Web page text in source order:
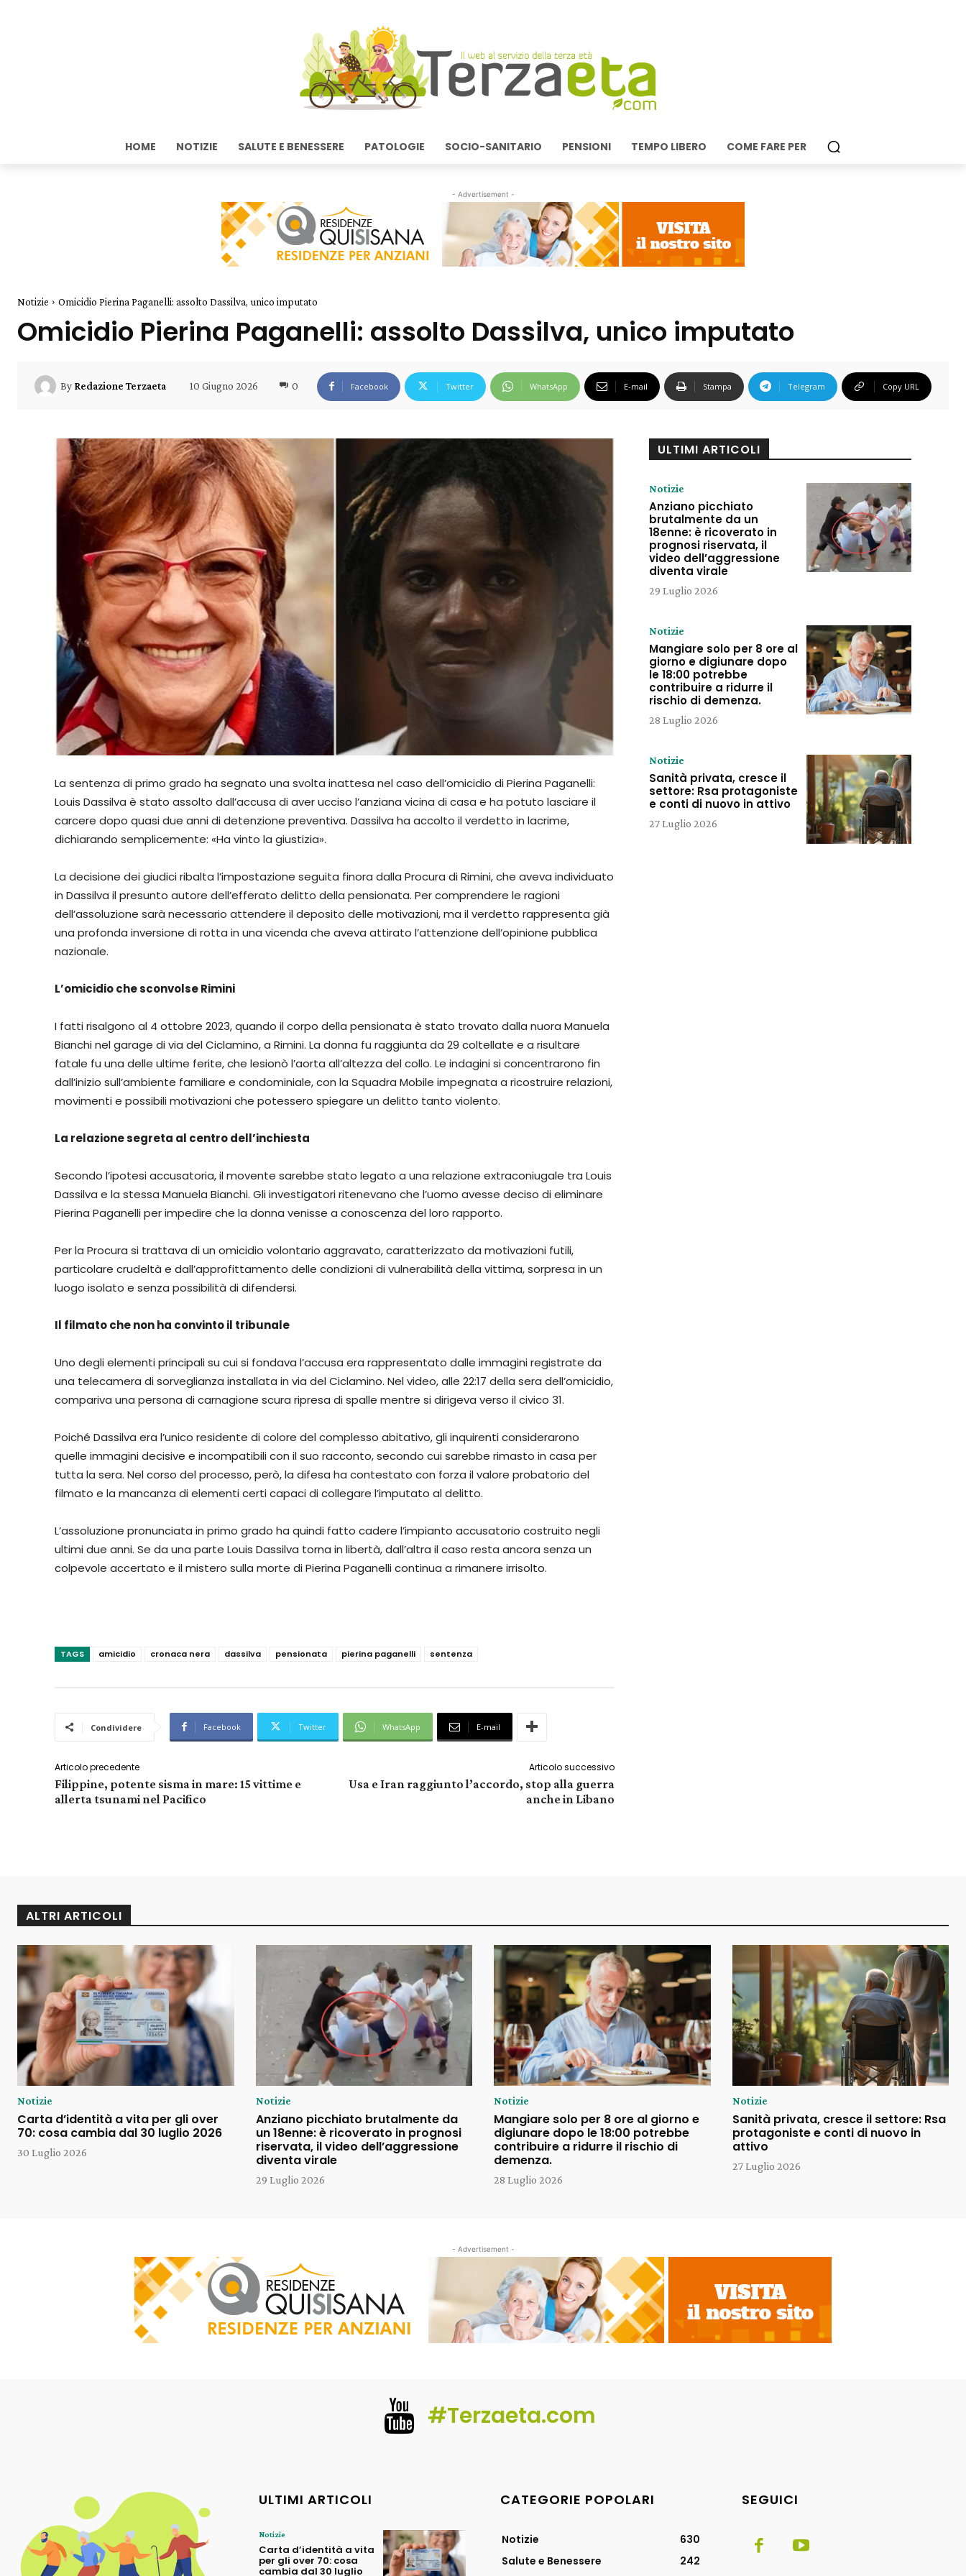
HOME NOTIZIE SALUTE E BENESSERE PATOLOGIE SOCIO-SANITARIO PENSIONI TEMPO LIBERO COME FARE PER
- Advertisement -
Notizie Omicidio Pierina Paganelli: assolto Dassilva, unico imputato
Omicidio Pierina Paganelli: assolto Dassilva, unico imputato
By Redazione Terzaeta 10 Giugno 2026 0 Facebook Twitter WhatsApp E-mail Stampa Telegram Copy URL
La sentenza di primo grado ha segnato una svolta inattesa nel caso dell’omicidio di Pierina Paganelli:
Louis Dassilva è stato assolto dall’accusa di aver ucciso l’anziana vicina di casa e ha potuto lasciare il
carcere dopo quasi due anni di detenzione preventiva. Dassilva ha accolto il verdetto in lacrime,
dichiarando semplicemente: «Ha vinto la giustizia».
La decisione dei giudici ribalta l’impostazione seguita finora dalla Procura di Rimini, che aveva individuato
in Dassilva il presunto autore dell’efferato delitto della pensionata. Per comprendere le ragioni
dell’assoluzione sarà necessario attendere il deposito delle motivazioni, ma il verdetto rappresenta già
una profonda inversione di rotta in una vicenda che aveva attirato l’attenzione dell’opinione pubblica
nazionale.
L’omicidio che sconvolse Rimini
I fatti risalgono al 4 ottobre 2023, quando il corpo della pensionata è stato trovato dalla nuora Manuela
Bianchi nel garage di via del Ciclamino, a Rimini. La donna fu raggiunta da 29 coltellate e a risultare
fatale fu una delle ultime ferite, che lesionò l’aorta all’altezza del collo. Le indagini si concentrarono fin
dall’inizio sull’ambiente familiare e condominiale, con la Squadra Mobile impegnata a ricostruire relazioni,
movimenti e possibili motivazioni che potessero spiegare un delitto tanto violento.
La relazione segreta al centro dell’inchiesta
Secondo l’ipotesi accusatoria, il movente sarebbe stato legato a una relazione extraconiugale tra Louis
Dassilva e la stessa Manuela Bianchi. Gli investigatori ritenevano che l’uomo avesse deciso di eliminare
Pierina Paganelli per impedire che la donna venisse a conoscenza del loro rapporto.
Per la Procura si trattava di un omicidio volontario aggravato, caratterizzato da motivazioni futili,
particolare crudeltà e dall’approfittamento delle condizioni di vulnerabilità della vittima, sorpresa in un
luogo isolato e senza possibilità di difendersi.
Il filmato che non ha convinto il tribunale
Uno degli elementi principali su cui si fondava l’accusa era rappresentato dalle immagini registrate da
una telecamera di sorveglianza installata in via del Ciclamino. Nel video, alle 22:17 della sera dell’omicidio,
compariva una persona di carnagione scura ripresa di spalle mentre si dirigeva verso il civico 31.
Poiché Dassilva era l’unico residente di colore del complesso abitativo, gli inquirenti considerarono
quelle immagini decisive e incompatibili con il suo racconto, secondo cui sarebbe rimasto in casa per
tutta la sera. Nel corso del processo, però, la difesa ha contestato con forza il valore probatorio del
filmato e la mancanza di elementi certi capaci di collegare l’imputato al delitto.
L’assoluzione pronunciata in primo grado ha quindi fatto cadere l’impianto accusatorio costruito negli
ultimi due anni. Se da una parte Louis Dassilva torna in libertà, dall’altra il caso resta ancora senza un
colpevole accertato e il mistero sulla morte di Pierina Paganelli continua a rimanere irrisolto.
TAGS amicidio cronaca nera dassilva pensionata pierina paganelli sentenza
Condividere Facebook Twitter WhatsApp E-mail
Articolo precedente
Filippine, potente sisma in mare: 15 vittime e
allerta tsunami nel Pacifico
Articolo successivo
Usa e Iran raggiunto l’accordo, stop alla guerra
anche in Libano
ULTIMI ARTICOLI
Notizie
Anziano picchiato
brutalmente da un
18enne: è ricoverato in
prognosi riservata, il
video dell’aggressione
diventa virale
29 Luglio 2026
Notizie
Mangiare solo per 8 ore al
giorno e digiunare dopo
le 18:00 potrebbe
contribuire a ridurre il
rischio di demenza.
28 Luglio 2026
Notizie
Sanità privata, cresce il
settore: Rsa protagoniste
e conti di nuovo in attivo
27 Luglio 2026
ALTRI ARTICOLI
Notizie
Carta d’identità a vita per gli over
70: cosa cambia dal 30 luglio 2026
30 Luglio 2026
Notizie
Anziano picchiato brutalmente da
un 18enne: è ricoverato in prognosi
riservata, il video dell’aggressione
diventa virale
29 Luglio 2026
Notizie
Mangiare solo per 8 ore al giorno e
digiunare dopo le 18:00 potrebbe
contribuire a ridurre il rischio di
demenza.
28 Luglio 2026
Notizie
Sanità privata, cresce il settore: Rsa
protagoniste e conti di nuovo in
attivo
27 Luglio 2026
- Advertisement -
#Terzaeta.com
ULTIMI ARTICOLI
Notizie
Carta d’identità a vita
per gli over 70: cosa
cambia dal 30 luglio
CATEGORIE POPOLARI
Notizie
630
Salute e Benessere
242
SEGUICI